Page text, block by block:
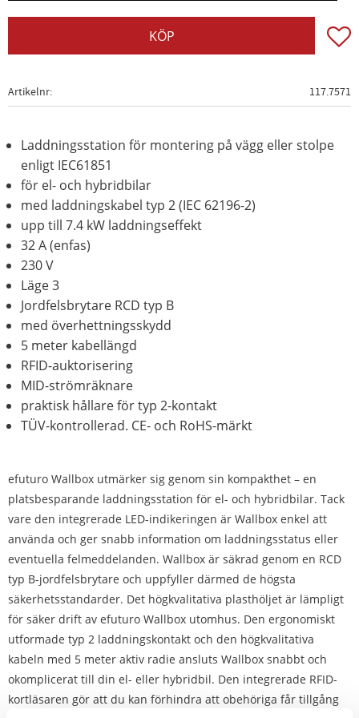
KÖP
Artikelnr 117.7571
Laddningsstation för montering på vägg eller stolpe
enligt IEC61851
för el- och hybridbilar
med laddningskabel typ 2 (IEC 62196-2)
upp till 7.4 kW laddningseffekt
32 A (enfas)
230 V
Läge 3
Jordfelsbrytare RCD typ B
med överhettningsskydd
5 meter kabellängd
RFID-auktorisering
MID-strömräknare
praktisk hållare för typ 2-kontakt
TÜV-kontrollerad. CE- och RoHS-märkt
efuturo Wallbox utmärker sig genom sin kompakthet – en
platsbesparande laddningsstation för el- och hybridbilar. Tack
vare den integrerade LED-indikeringen är Wallbox enkel att
använda och ger snabb information om laddningsstatus eller
eventuella felmeddelanden. Wallbox är säkrad genom en RCD
typ B-jordfelsbrytare och uppfyller därmed de högsta
säkerhetsstandarder. Det högkvalitativa plasthöljet är lämpligt
för säker drift av efuturo Wallbox utomhus. Den ergonomiskt
utformade typ 2 laddningskontakt och den högkvalitativa
kabeln med 5 meter aktiv radie ansluts Wallbox snabbt och
okomplicerat till din el- eller hybridbil. Den integrerade RFID-
kortläsaren gör att du kan förhindra att obehöriga får tillgång